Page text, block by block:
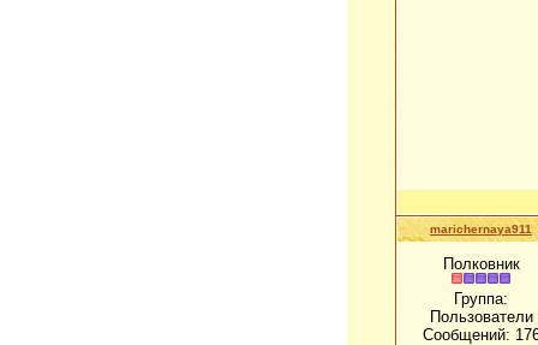
marichernaya911
Полковник
Группа:
Пользователи
Сообщений: